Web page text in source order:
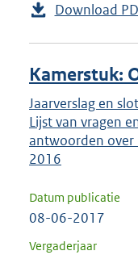
Download
Kamerstuk:
Jaarverslag en
Lijst van vragen
antwoorden over
2016
Datum publicatie
08-06-2017
Vergaderjaar